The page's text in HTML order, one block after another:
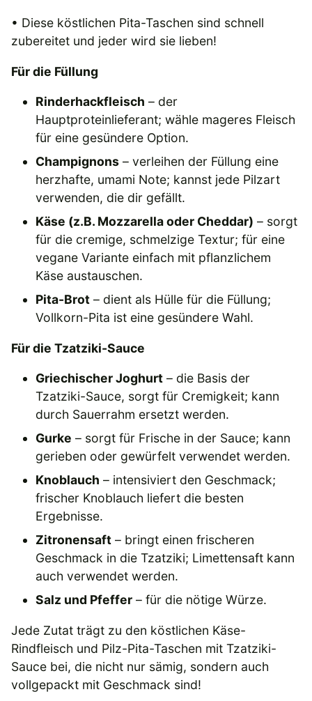
• Diese köstlichen Pita-Taschen sind schnell
zubereitet und jeder wird sie lieben!
Für die Füllung
Rinderhackfleisch – der
Hauptproteinlieferant; wähle mageres Fleisch
für eine gesündere Option.
Champignons – verleihen der Füllung eine
herzhafte, umami Note; kannst jede Pilzart
verwenden, die dir gefällt.
Käse (z.B. Mozzarella oder Cheddar) – sorgt
für die cremige, schmelzige Textur; für eine
vegane Variante einfach mit pflanzlichem
Käse austauschen.
Pita-Brot – dient als Hülle für die Füllung;
Vollkorn-Pita ist eine gesündere Wahl.
Für die Tzatziki-Sauce
Griechischer Joghurt – die Basis der
Tzatziki-Sauce, sorgt für Cremigkeit; kann
durch Sauerrahm ersetzt werden.
Gurke – sorgt für Frische in der Sauce; kann
gerieben oder gewürfelt verwendet werden.
Knoblauch – intensiviert den Geschmack;
frischer Knoblauch liefert die besten
Ergebnisse.
Zitronensaft – bringt einen frischeren
Geschmack in die Tzatziki; Limettensaft kann
auch verwendet werden.
Salz und Pfeffer – für die nötige Würze.
Jede Zutat trägt zu den köstlichen Käse-
Rindfleisch und Pilz-Pita-Taschen mit Tzatziki-
Sauce bei, die nicht nur sämig, sondern auch
vollgepackt mit Geschmack sind!